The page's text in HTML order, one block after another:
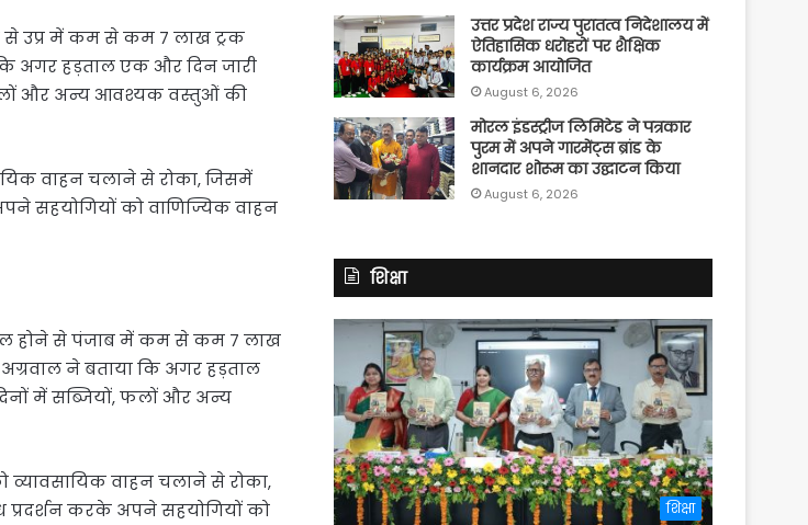
से उप्र में कम से कम 7 लाख ट्रक
अगर हड़ताल एक और दिन जारी
फलों और अन्य आवश्यक वस्तुओं की
वाहन चलाने से रोका, जिसमें
सहयोगियों को वाणिज्यिक वाहन
होने से पंजाब में कम से कम 7 लाख
ने बताया कि अगर हड़ताल
में सब्जियों, फलों और अन्य
व्यावसायिक वाहन चलाने से रोका,
प्रदर्शन करके अपने सहयोगियों को
उत्तर प्रदेश राज्य पुरातत्व निदेशालय में
ऐतिहासिक धरोहरों पर शैक्षिक
कार्यक्रम आयोजित
August 6, 2026
मोरल इंडस्ट्रीज लिमिटेड ने पत्रकार
पुरम में अपने गारमेंट्स ब्रांड के
शानदार शोरूम का उद्घाटन किया
August 6, 2026
शिक्षा
शिक्षा